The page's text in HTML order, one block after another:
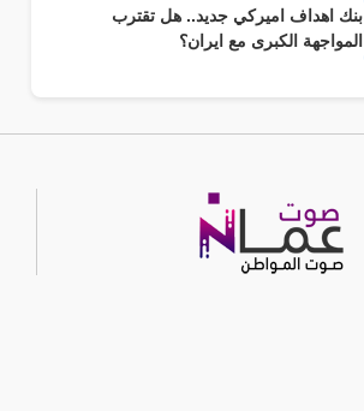
بنك اهداف اميركي جديد.. هل تقترب
المواجهة الكبرى مع ايران؟